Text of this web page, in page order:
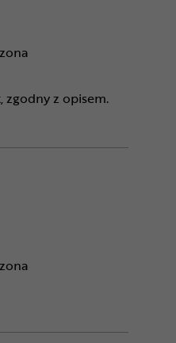
z opisem.